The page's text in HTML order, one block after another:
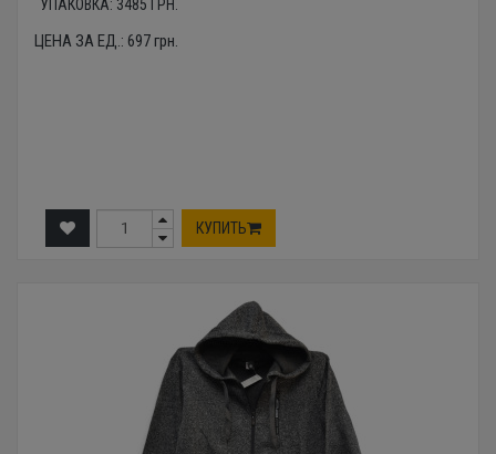
УПАКОВКА: 3485 ГРН.
ЦЕНА ЗА ЕД.: 697грн.
КУПИТЬ